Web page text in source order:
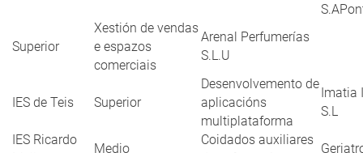
Superior
Xestión de vendas
e espazos
comerciais
Arenal Perfumerías
S.L.U
IES de Teis Superior
Desenvolvemento de
aplicacións
multiplataforma
Imatia
S.L
IES Ricardo
Medio
Coidados auxiliares